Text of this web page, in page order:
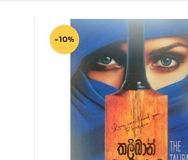
-10%